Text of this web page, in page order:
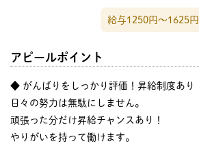
給与1250円〜1625円
アピールポイント
◆ がんばりをしっかり評価！昇給制度あり
日々の努力は無駄にしません。
頑張った分だけ昇給チャンスあり！
やりがいを持って働けます。